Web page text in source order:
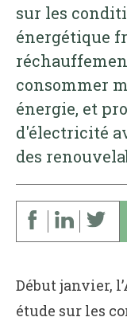
sur les
énergétique
consommer
énergie, et
d'électricité
des
Début janvier,
étude sur les